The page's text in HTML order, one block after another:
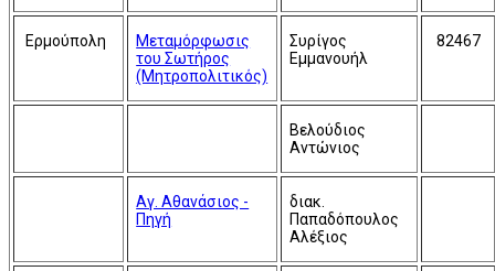
Ερμούπολη
Μεταμόρφωσις
του Σωτήρος
(Μητροπολιτικός)
Συρίγος
Εμμανουήλ
82467
Βελούδιος
Αντώνιος
Αγ. Αθανάσιος -
Πηγή
διακ.
Παπαδόπουλος
Αλέξιος